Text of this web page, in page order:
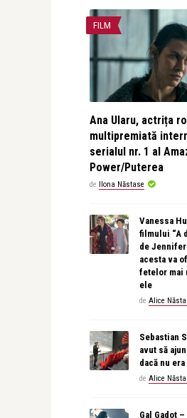
FILM
Ana Ularu, actrița
multipremiată
serialul nr. 1 al
Power/Puterea
de Ilona Năstase
Vanessa
filmului “A
de
acesta va
fetelor mai
ele
de Alice
Sebastian
avut să
dacă nu era
de Alice
Gal Gadot